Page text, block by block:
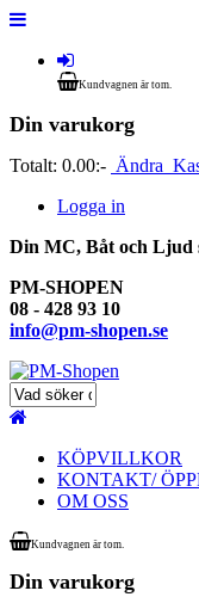
Kundvagnen är tom.
Din varukorg
Totalt: 0.00:- Ändra
Logga in
Din MC, Båt och Ljud
PM-SHOPEN
08 - 428 93 10
info@pm-shopen.se
KÖPVILLKOR
KONTAKT/
OM OSS
Kundvagnen är tom.
Din varukorg